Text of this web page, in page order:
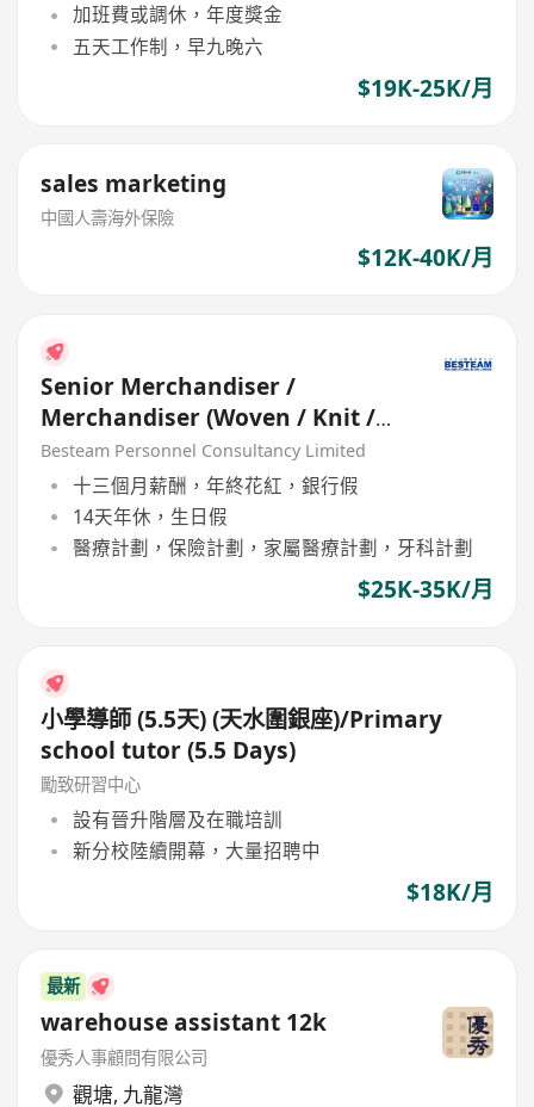
加班費或調休，年度獎金
五天工作制，早九晚六
$19K-25K/月
sales marketing
中國人壽海外保險
$12K-40K/月
Senior Merchandiser /
Merchandiser (Woven / Knit /
Sweater) - 5 days
Besteam Personnel Consultancy Limited
十三個月薪酬，年終花紅，銀行假
14天年休，生日假
醫療計劃，保險計劃，家屬醫療計劃，牙科計劃
$25K-35K/月
小學導師 (5.5天) (天水圍銀座)/Primary
school tutor (5.5 Days)
勵致研習中心
設有晉升階層及在職培訓
新分校陸續開幕，大量招聘中
$18K/月
最新
warehouse assistant 12k
優秀人事顧問有限公司
觀塘, 九龍灣